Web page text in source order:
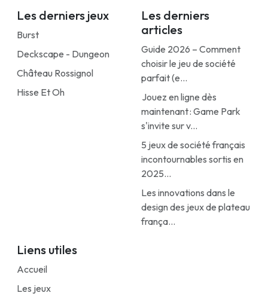
Les derniers jeux
Burst
Deckscape - Dungeon
Château Rossignol
Hisse Et Oh
Les derniers
articles
Guide 2026 – Comment
choisir le jeu de société
parfait (e...
Jouez en ligne dès
maintenant : Game Park
s'invite sur v...
5 jeux de société français
incontournables sortis en
2025...
Les innovations dans le
design des jeux de plateau
frança...
Liens utiles
Accueil
Les jeux